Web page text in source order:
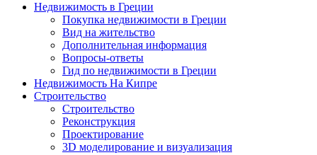
Недвижимость в Греции
Покупка недвижимости в Греции
Вид на жительство
Дополнительная информация
Вопросы-ответы
Гид по недвижимости в Греции
Недвижимость На Кипре
Строительство
Строительство
Реконструкция
Проектирование
3D моделирование и визуализация